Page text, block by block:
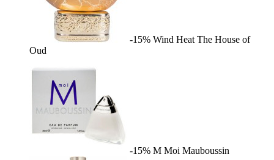
-15% Wind Heat The House of
Oud
-15% M Moi Mauboussin